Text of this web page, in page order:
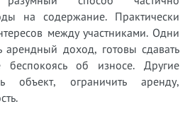
на содержание. Практически
между участниками. Одни
арендный доход, готовы сдавать
беспокоясь об износе. Другие
объект, ограничить аренду,